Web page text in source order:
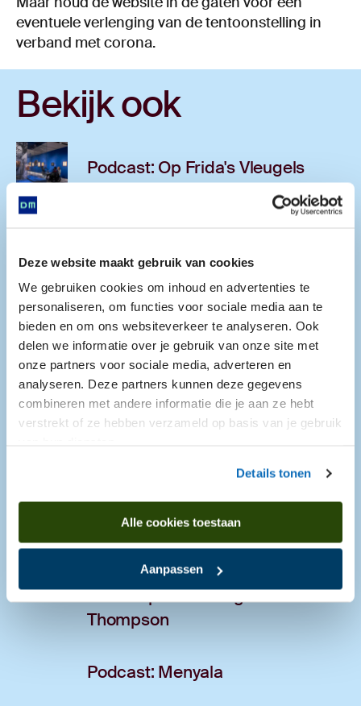
Deze website maakt gebruik van cookies
We gebruiken cookies om inhoud en advertenties te
personaliseren, om functies voor sociale media aan te
bieden en om ons websiteverkeer te analyseren. Ook
delen we informatie over je gebruik van onze site met
onze partners voor sociale media, adverteren en
analyseren. Deze partners kunnen deze gegevens
combineren met andere informatie die je aan ze hebt
verstrekt of ze hebben verzameld op basis van je gebruik
Details tonen
Alle cookies toestaan
Aanpassen
eventuele verlenging van de tentoonstelling in
verband met corona.
Bekijk ook
Podcast: Op Frida's Vleugels
Podcast: Op zoek naar Frida
Kahlo in Mexico-Stad
Transcript aflevering 1:
Introductie
Transcript aflevering 2: Agnes van
Wijnen
Transcript aflevering 4: Mira
Thompson
Podcast: Menyala